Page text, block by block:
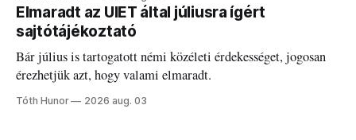
Elmaradt az UIET által júliusra ígért
sajtótájékoztató
Bár július is tartogatott némi közéleti érdekességet, jogosan
érezhetjük azt, hogy valami elmaradt.
Tóth Hunor 2026 aug. 03